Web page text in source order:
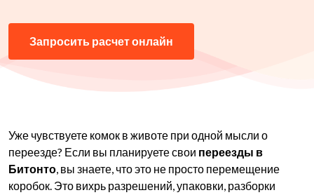
Запросить расчет онлайн
Уже чувствуете комок в животе при одной мысли о
переезде? Если вы планируете свои переезды в
Битонто, вы знаете, что это не просто перемещение
коробок. Это вихрь разрешений, упаковки, разборки